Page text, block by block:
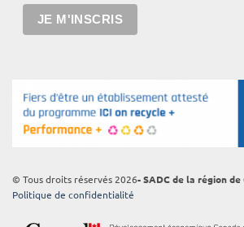
© Tous droits réservés 2026- SADC de la région
Politique de confidentialité